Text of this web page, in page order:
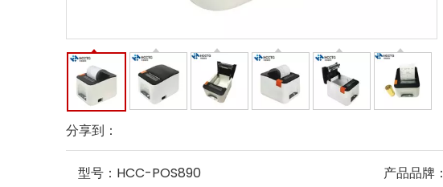
分享到：
型号： HCC-POS890 产品品牌：